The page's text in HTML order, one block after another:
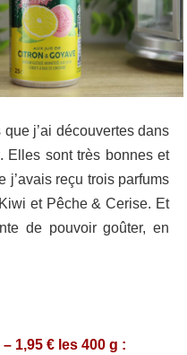
j’ai découvertes dans
. Elles sont très bonnes et
j’avais reçu trois parfums
et Pêche & Cerise. Et
de pouvoir goûter, en
1,95 € les 400 g :